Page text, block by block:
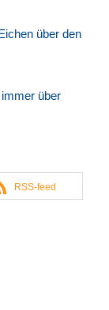
über den
über
RSS-feed